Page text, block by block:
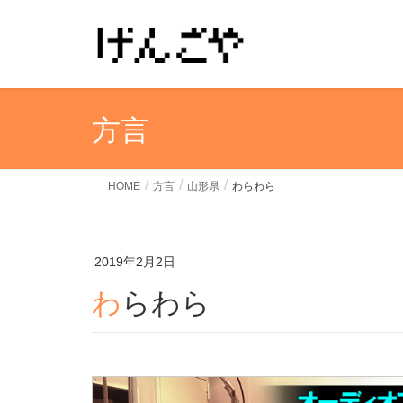
方言
HOME 方言 山形県 わらわら
2019年2月2日
わらわら